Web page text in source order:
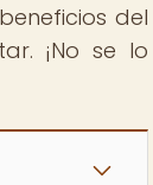
del
¡No se lo